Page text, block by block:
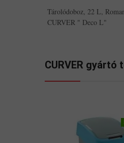
Tárolódoboz, 22 L,
CURVER " Deco L"
CURVER gyártó